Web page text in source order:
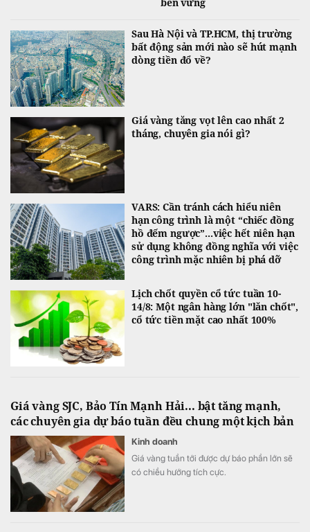
Sau Hà Nội và TP.HCM, thị trường
bất động sản mới nào sẽ hút mạnh
dòng tiền đổ về?
Giá vàng tăng vọt lên cao nhất 2
tháng, chuyên gia nói gì?
VARS: Cần tránh cách hiểu niên
hạn công trình là một “chiếc đồng
hồ đếm ngược”...việc hết niên hạn
sử dụng không đồng nghĩa với việc
công trình mặc nhiên bị phá dỡ
Lịch chốt quyền cổ tức tuần 10-
14/8: Một ngân hàng lớn "lăn chốt",
cổ tức tiền mặt cao nhất 100%
Giá vàng SJC, Bảo Tín Mạnh Hải... bật tăng mạnh,
các chuyên gia dự báo tuần đều chung một kịch bản
Kinh doanh
Giá vàng tuần tới được dự báo phần lớn sẽ
có chiều hướng tích cực.